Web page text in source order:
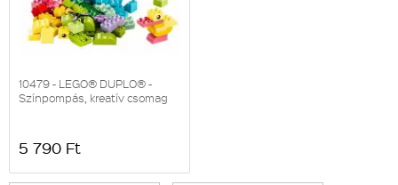
10479 - LEGO® DUPLO® -
Színpompás, kreatív csomag
5 790 Ft